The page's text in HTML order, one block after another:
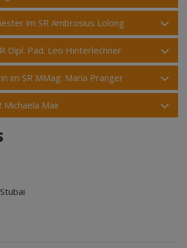
im SR Ambrosius Lolong
Dipl. Päd. Leo Hinterlechner
im SR MMag. Maria Pranger
Michaela Mair